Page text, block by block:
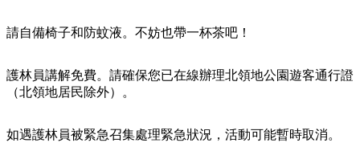
地
區
索
劃
的
旅
劃
具
請自備椅子和防蚊液。不妨也帶一杯茶吧！
護林員講解免費。請確保您已在線辦理北領地公園遊客通行證
（北領地居民除外）。
如遇護林員被緊急召集處理緊急狀況，活動可能暫時取消。